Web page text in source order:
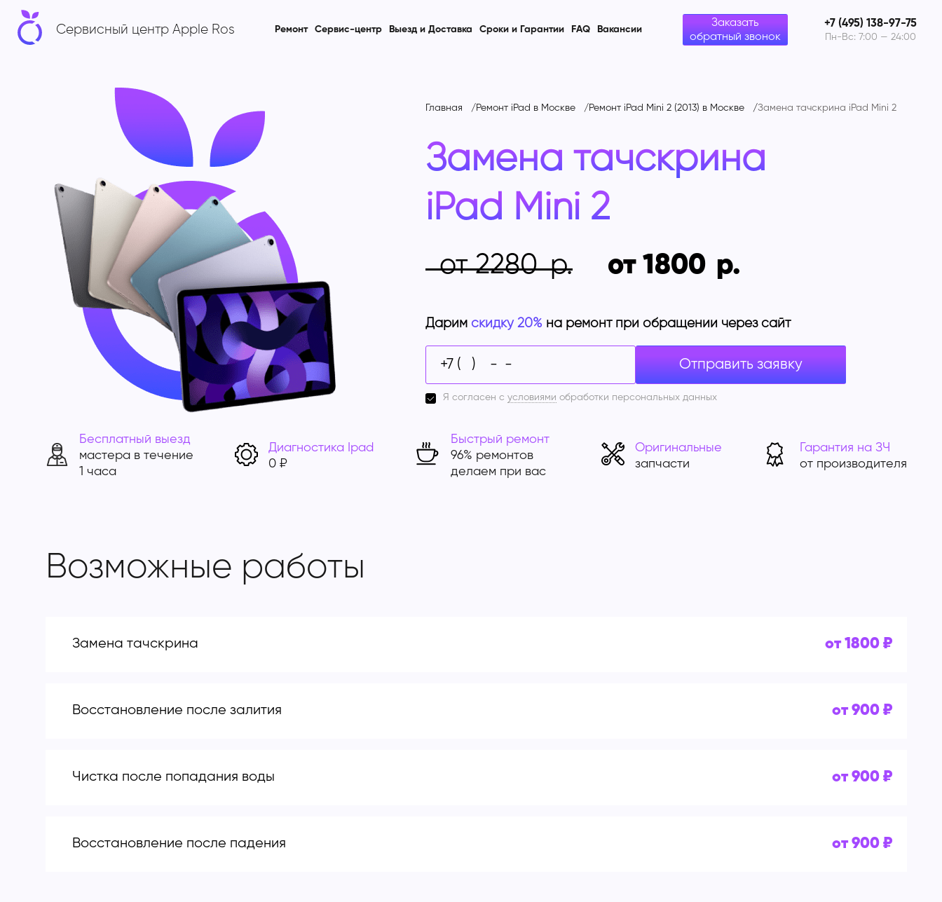
Сервисный центр Apple Ros Ремонт Сервис-центр Выезд и Доставка Сроки и Гарантии FAQ Вакансии
Заказать
обратный звонок
+7 (495) 138-97-75
Пн-Вс: 7:00 — 24:00
Главная Ремонт iPad в Москве Ремонт iPad Mini 2 (2013) в Москве Замена тачскрина iPad Mini 2
Замена тачскрина
iPad Mini 2
от 2280 от 1800
Дарим скидку 20% на ремонт при обращении через сайт
Я согласен с условиями обработки персональных данных
Бесплатный выезд
мастера в течение
1 часа
Диагностика Ipad
0 ₽
Быстрый ремонт
96% ремонтов
делаем при вас
Оригинальные
запчасти
Гарантия на ЗЧ
от производителя
Возможные работы
Замена тачскрина от 1800 ₽
Восстановление после залития от 900 ₽
Чистка после попадания воды от 900 ₽
Восстановление после падения от 900 ₽